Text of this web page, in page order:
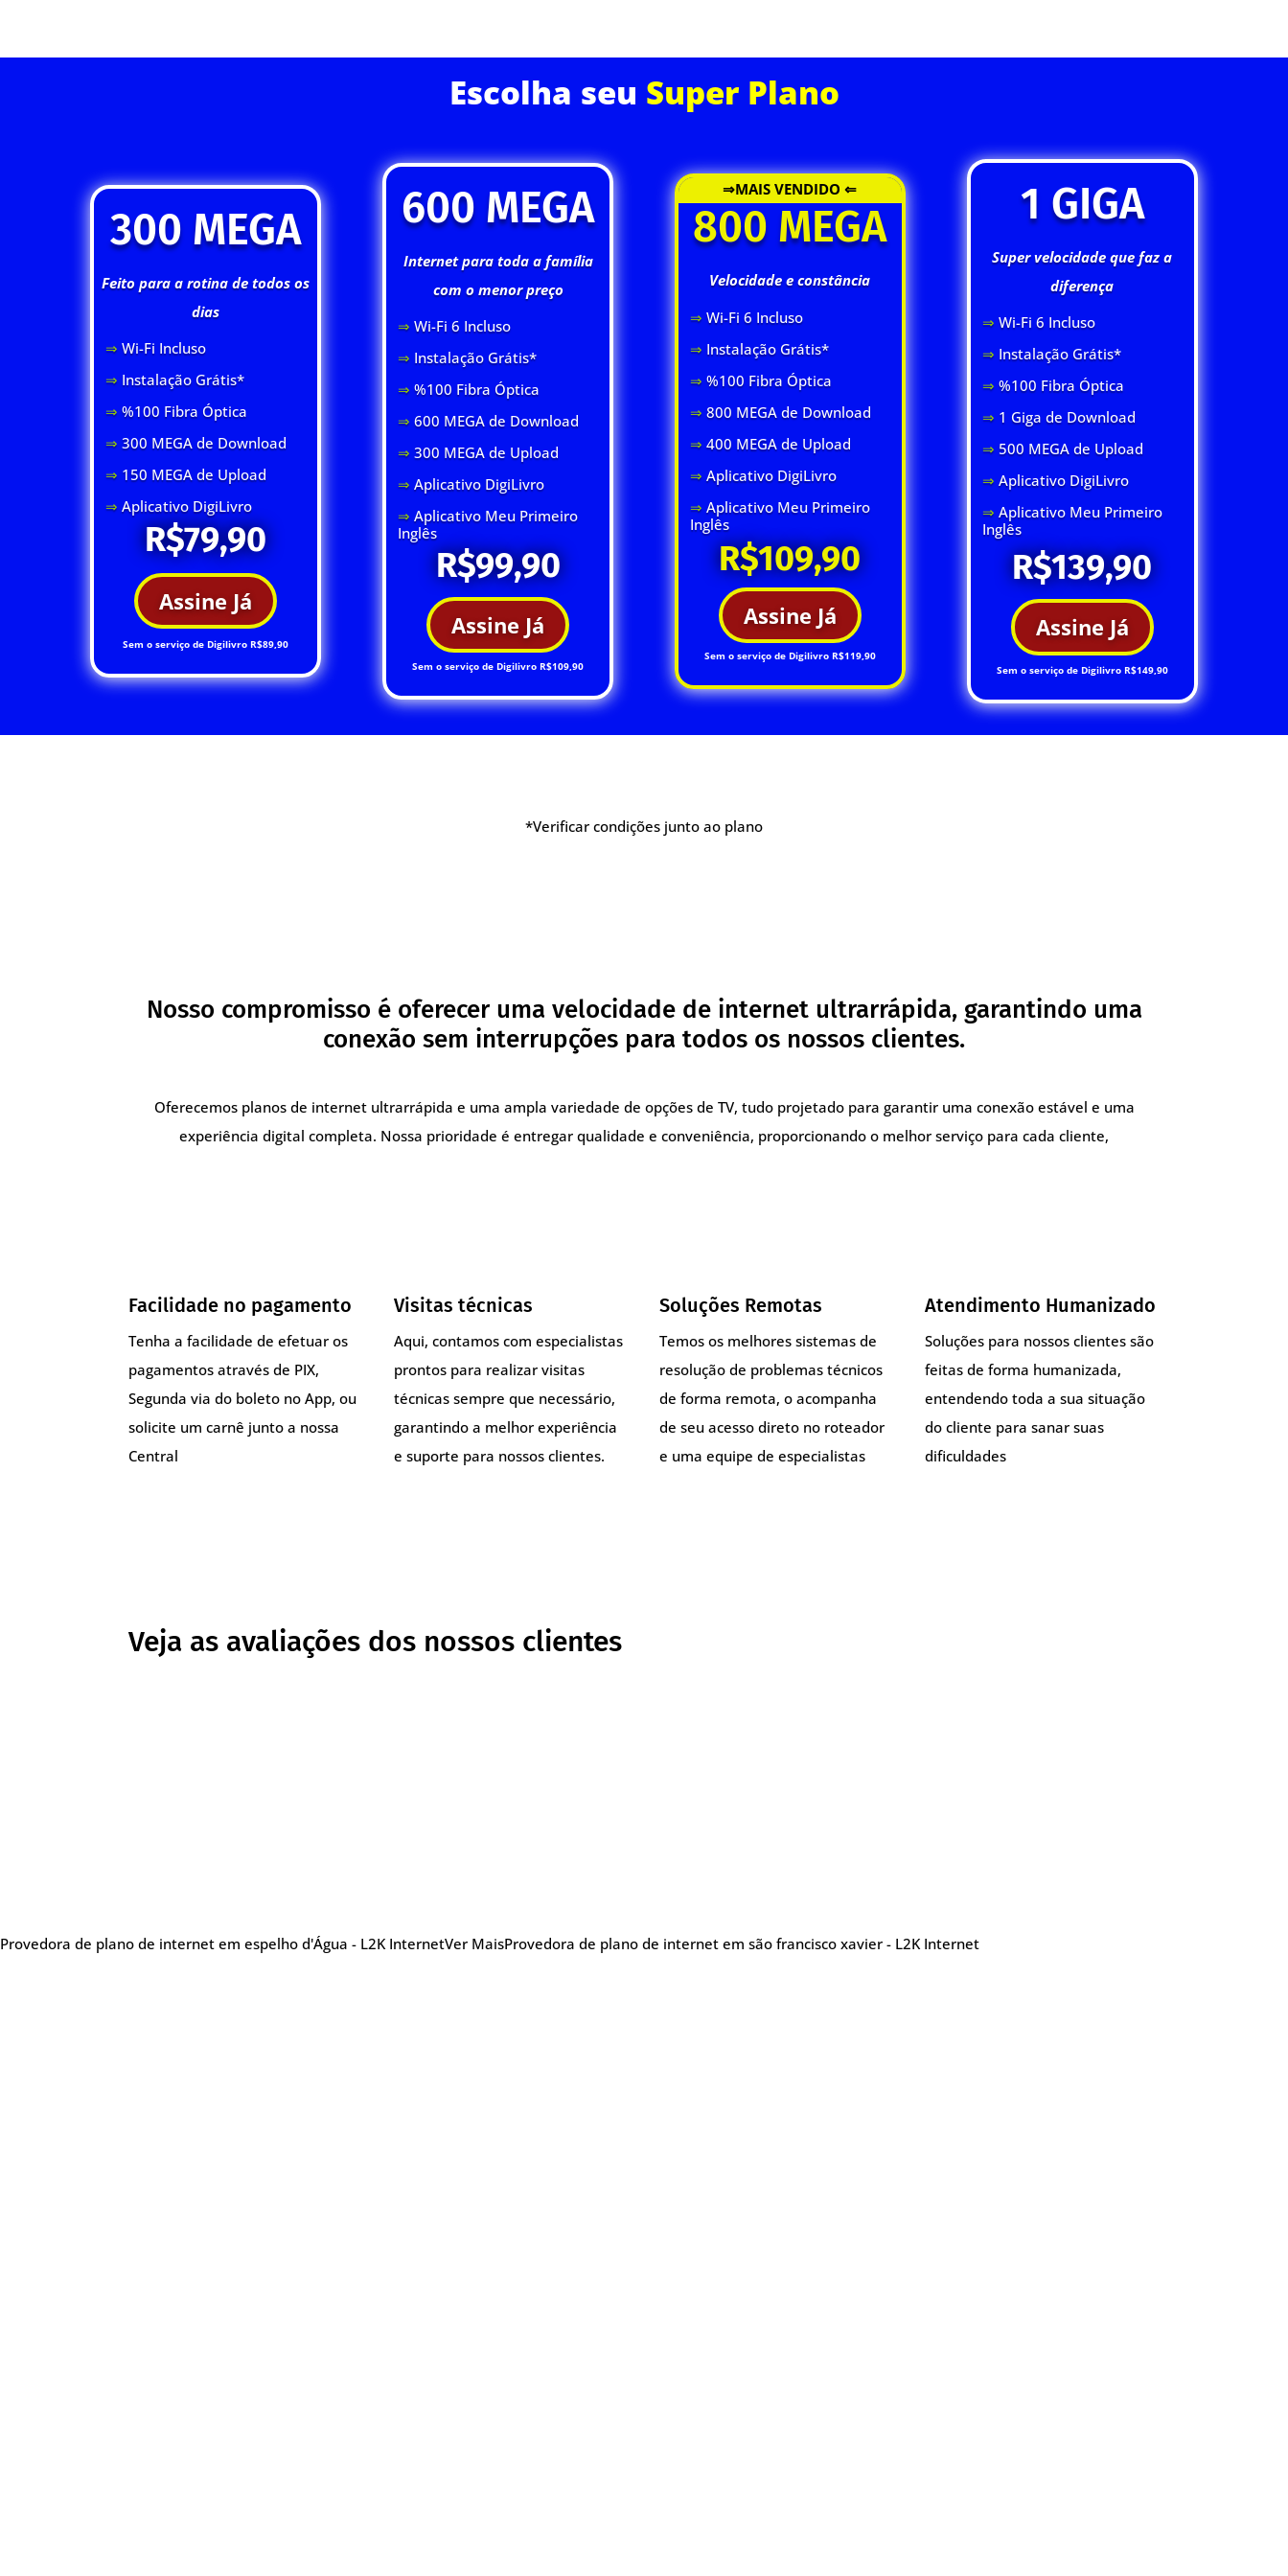
Escolha seu Super Plano
300 MEGA
Feito para a rotina de todos os
dias
⇒ Wi-Fi Incluso
⇒ Instalação Grátis*
⇒ %100 Fibra Óptica
⇒ 300 MEGA de Download
⇒ 150 MEGA de Upload
⇒Aplicativo DigiLivro
R$79,90
Assine Já
Sem o serviço de Digilivro R$89,90
600 MEGA
Internet para toda a família
com o menor preço
⇒ Wi-Fi 6 Incluso
⇒ Instalação Grátis*
⇒ %100 Fibra Óptica
⇒ 600 MEGA de Download
⇒ 300 MEGA de Upload
⇒ Aplicativo DigiLivro
⇒ Aplicativo Meu Primeiro
Inglês
R$99,90
Assine Já
Sem o serviço de Digilivro R$109,90
⇒MAIS VENDIDO ⇐
800 MEGA
Velocidade e constância
⇒ Wi-Fi 6 Incluso
⇒ Instalação Grátis*
⇒ %100 Fibra Óptica
⇒ 800 MEGA de Download
⇒ 400 MEGA de Upload
⇒ Aplicativo DigiLivro
⇒ Aplicativo Meu Primeiro
Inglês
R$109,90
Assine Já
Sem o serviço de Digilivro R$119,90
1 GIGA
Super velocidade que faz a
diferença
⇒ Wi-Fi 6 Incluso
⇒ Instalação Grátis*
⇒ %100 Fibra Óptica
⇒ 1 Giga de Download
⇒ 500 MEGA de Upload
⇒ Aplicativo DigiLivro
⇒ Aplicativo Meu Primeiro
Inglês
R$139,90
Assine Já
Sem o serviço de Digilivro R$149,90
*Verificar condições junto ao plano
Nosso compromisso é oferecer uma velocidade de internet ultrarrápida, garantindo uma
conexão sem interrupções para todos os nossos clientes.
Oferecemos planos de internet ultrarrápida e uma ampla variedade de opções de TV, tudo projetado para garantir uma conexão estável e uma
experiência digital completa. Nossa prioridade é entregar qualidade e conveniência, proporcionando o melhor serviço para cada cliente,
Facilidade no pagamento
Tenha a facilidade de efetuar os
pagamentos através de PIX,
Segunda via do boleto no App, ou
solicite um carnê junto a nossa
Central
Visitas técnicas
Aqui, contamos com especialistas
prontos para realizar visitas
técnicas sempre que necessário,
garantindo a melhor experiência
e suporte para nossos clientes.
Soluções Remotas
Temos os melhores sistemas de
resolução de problemas técnicos
de forma remota, o acompanha
de seu acesso direto no roteador
e uma equipe de especialistas
Atendimento Humanizado
Soluções para nossos clientes são
feitas de forma humanizada,
entendendo toda a sua situação
do cliente para sanar suas
dificuldades
Veja as avaliações dos nossos clientes
Provedora de plano de internet em espelho d'Água - L2K InternetVer MaisProvedora de plano de internet em são francisco xavier - L2K Internet